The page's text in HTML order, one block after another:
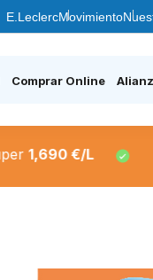
E.LeclercMovimiento
Comprar Online
Sin Plomo 95